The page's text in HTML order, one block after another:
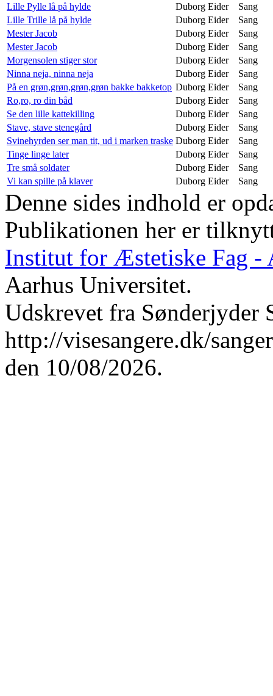
Lille Pylle lå på hylde
Duborg Eider
Sang
Lille Trille lå på hylde
Duborg Eider
Sang
Mester Jacob
Duborg Eider
Sang
Mester Jacob
Duborg Eider
Sang
Morgensolen stiger stor
Duborg Eider
Sang
Ninna neja, ninna neja
Duborg Eider
Sang
På en grøn,grøn,grøn,grøn bakke bakketop Duborg Eider
Sang
Ro,ro, ro din båd
Duborg Eider
Sang
Se den lille kattekilling
Duborg Eider
Sang
Stave, stave stenegård
Duborg Eider
Sang
Svinehyrden ser man tit, ud i marken traske Duborg Eider
Sang
Tinge linge later
Duborg Eider
Sang
Tre små soldater
Duborg Eider
Sang
Vi kan spille på klaver
Duborg Eider Sang
Denne sides indhold er
Publikationen her er
Institut for Æstetiske Fag -
Aarhus Universitet.
Udskrevet fra Sønderjyder
http://visesangere.dk/
den 10/08/2026.